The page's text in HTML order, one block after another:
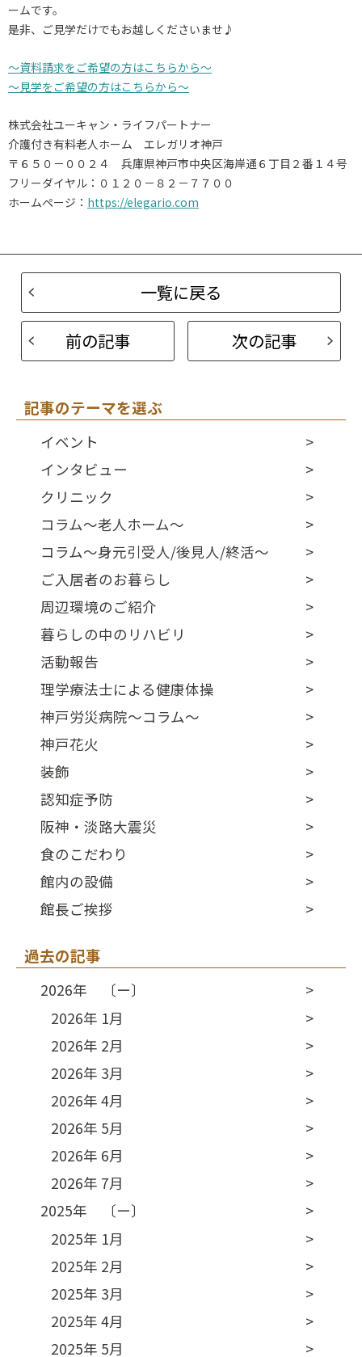
ームです。
是非、ご見学だけでもお越しくださいませ♪
～資料請求をご希望の方はこちらから～
～見学をご希望の方はこちらから～
株式会社ユーキャン・ライフパートナー
介護付き有料老人ホーム エレガリオ神戸
〒６５０－００２４ 兵庫県神戸市中央区海岸通６丁目２番１４号
フリーダイヤル：０１２０－８２－７７００
ホームページ： https://elegario.com
一覧に戻る
前の記事
次の記事
記事のテーマを選ぶ
イベント
インタビュー
クリニック
コラム～老人ホーム～
コラム～身元引受人/後見人/終活～
ご入居者のお暮らし
周辺環境のご紹介
暮らしの中のリハビリ
活動報告
理学療法士による健康体操
神戸労災病院～コラム～
神戸花火
装飾
認知症予防
阪神・淡路大震災
食のこだわり
館内の設備
館長ご挨拶
過去の記事
2026年 〔ー〕
2026年 1月
2026年 2月
2026年 3月
2026年 4月
2026年 5月
2026年 6月
2026年 7月
2025年 〔ー〕
2025年 1月
2025年 2月
2025年 3月
2025年 4月
2025年 5月